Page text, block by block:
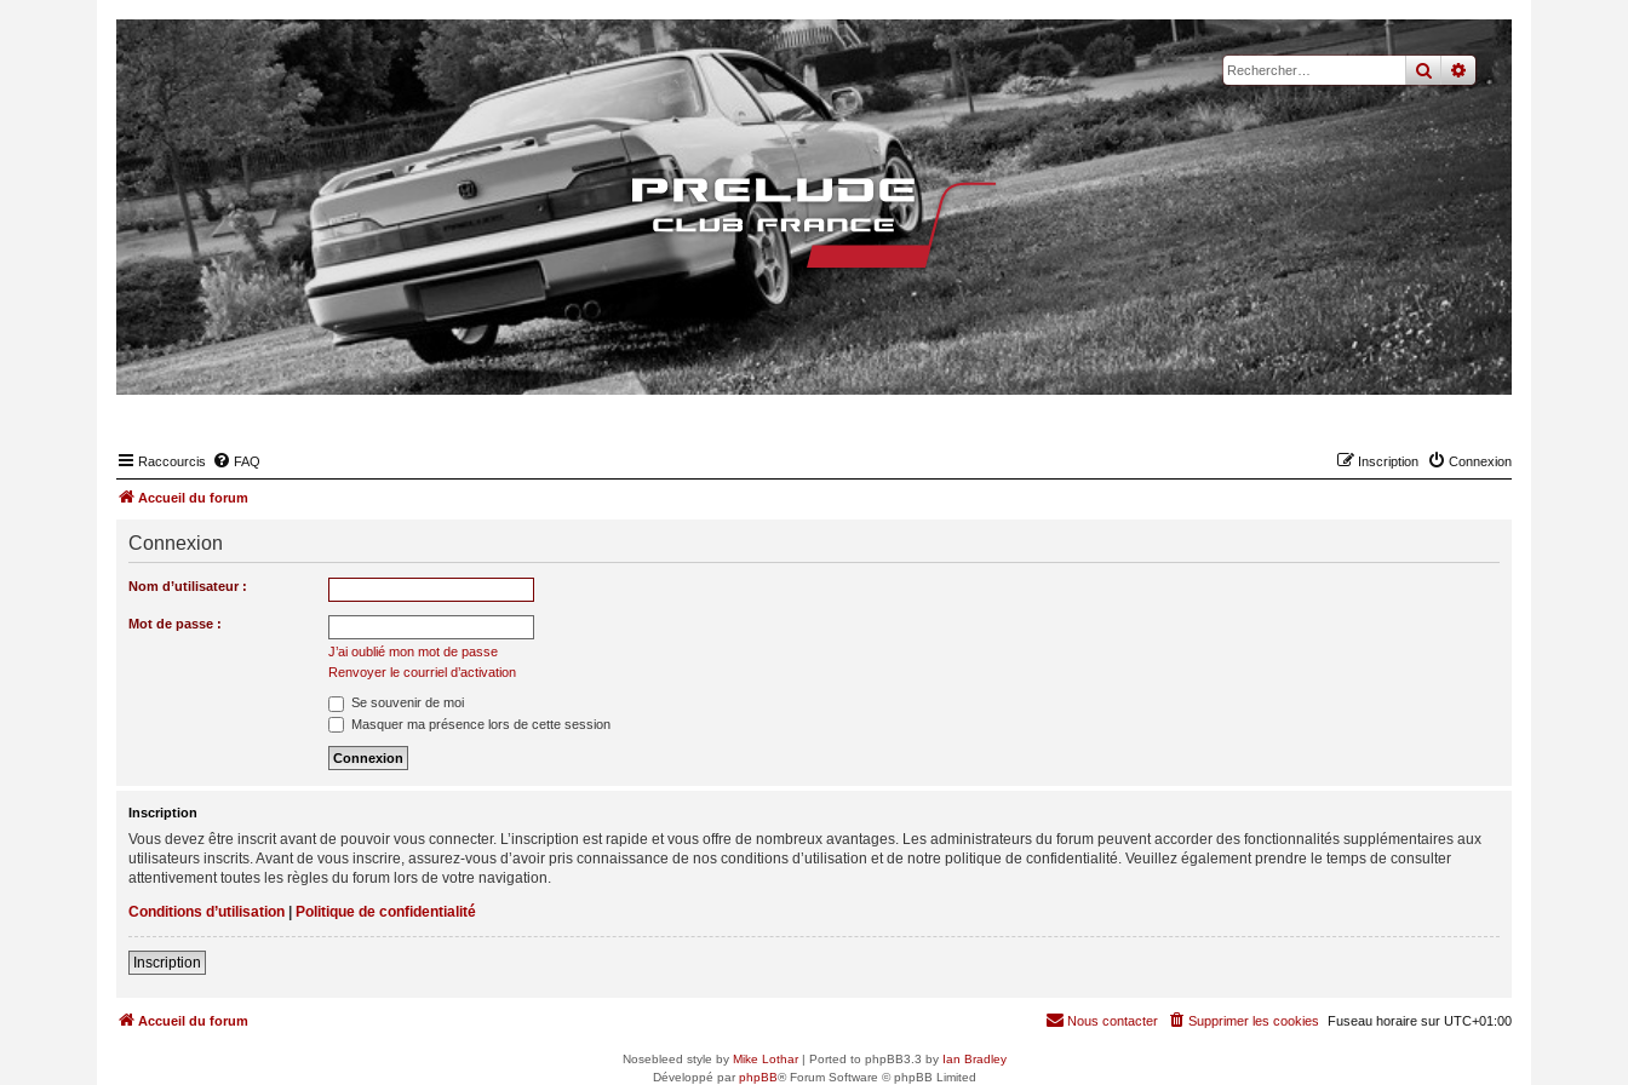
rechercher
recherche
Raccourcis FAQ Connexion
Inscription
Accueil du forum
Connexion
Nom d’utilisateur :
Mot de passe :
J’ai oublié mon mot de passe
Renvoyer le courriel d’activation
Se souvenir de moi
Masquer ma présence lors de cette session
Inscription
Vous devez être inscrit avant de pouvoir vous connecter. L’inscription est rapide et vous offre de nombreux avantages. Les administrateurs du forum peuvent accorder des fonctionnalités supplémentaires aux
utilisateurs inscrits. Avant de vous inscrire, assurez-vous d’avoir pris connaissance de nos conditions d’utilisation et de notre politique de confidentialité. Veuillez également prendre le temps de consulter
attentivement toutes les règles du forum lors de votre navigation.
Conditions d’utilisation
Politique de confidentialité
Inscription
Accueil du forum Fuseau horaire sur UTC+01:00
Supprimer les cookies
Nous contacter
Nosebleed style by Mike Lothar| Ported to phpBB3.3 by Ian Bradley
Développé parphpBB® Forum Software © phpBB Limited